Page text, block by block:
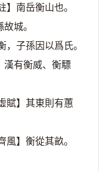
南岳衡山也。
城。
子孫因以爲氏。
漢有衡威、衡驃
賦】其東則有蕙
】衡從其畝。